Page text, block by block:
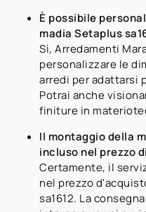
È possibile
madia Setaplus
Sì, Arredamenti
personalizzare le
arredi per adattarsi
Potrai anche
finiture in
Il montaggio della
incluso nel prezzo
Certamente, il
nel prezzo
sa1612. La